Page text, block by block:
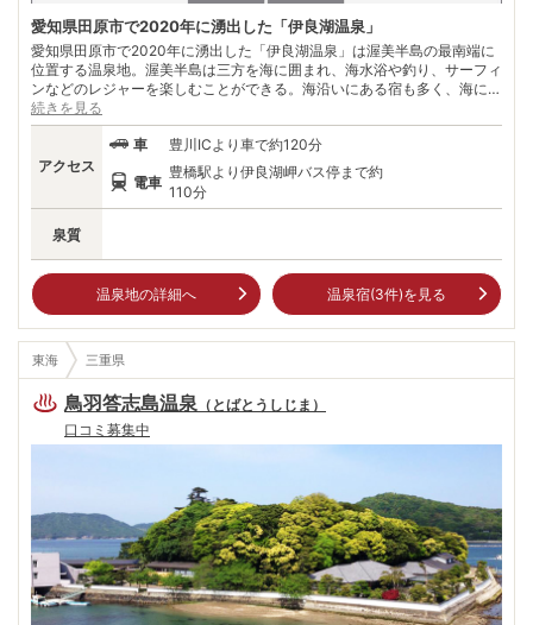
愛知県田原市で2020年に湧出した「伊良湖温泉」
愛知県田原市で2020年に湧出した「伊良湖温泉」は渥美半島の最南端に
位置する温泉地。渥美半島は三方を海に囲まれ、海水浴や釣り、サーフィ
ンなどのレジャーを楽しむことができる。海沿いにある宿も多く、海に沈
む美しい夕陽や、晴れた日の星空など、温泉に浸かりながら自然を感じゆ
ったり過ごすことができる。
続きを見る
泉質
アクセス
車 豊川ICより車で約120分
電車
豊橋駅より伊良湖岬バス停まで約
110分
温泉地の詳細へ 温泉宿(3件)を見る
東海 三重県
鳥羽答志島温泉 （ とばとうしじま ）
口コミ募集中